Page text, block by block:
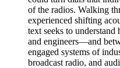
of the radios. Walking
experienced shifting
text seeks to
and engineers—and
engaged systems of
broadcast radio, and